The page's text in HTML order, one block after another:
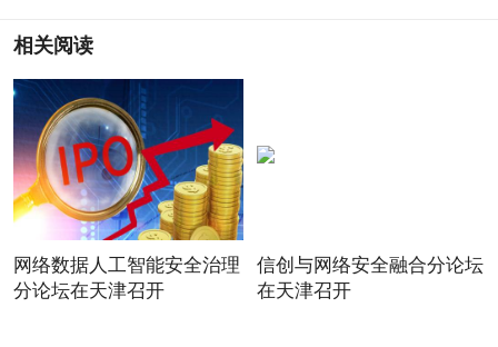
相关阅读
网络数据人工智能安全治理
分论坛在天津召开
信创与网络安全融合分论坛
在天津召开